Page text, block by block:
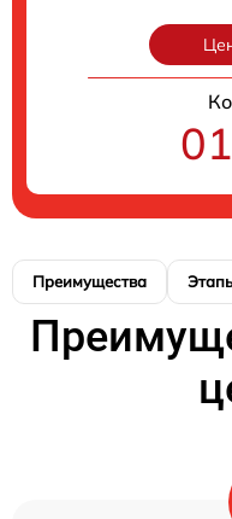
Преимущества